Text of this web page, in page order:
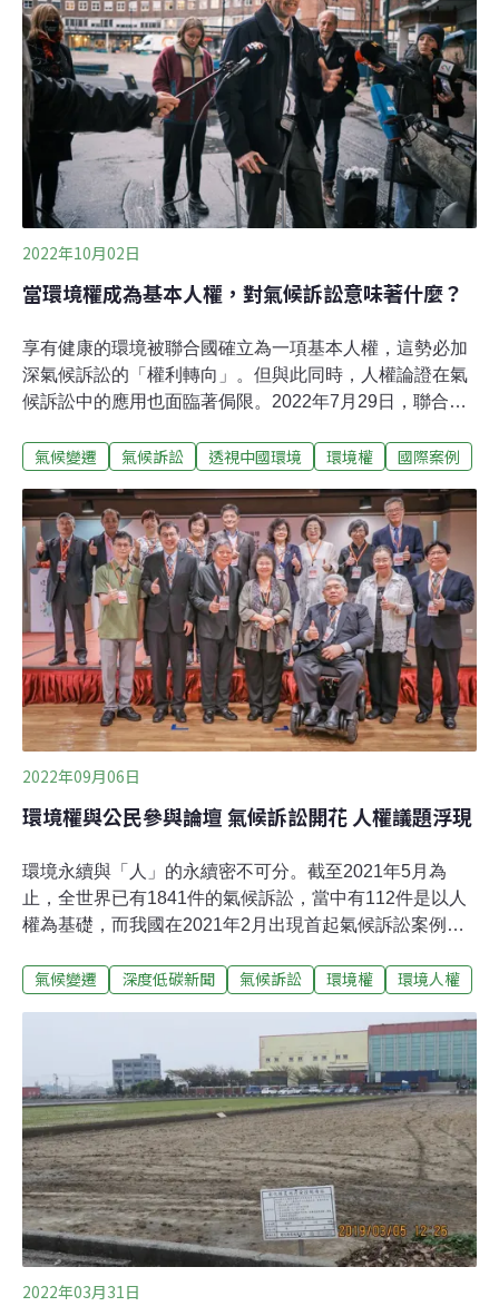
是全球第一次針對水泥產業的氣候變遷訴訟。
2022年10月02日
當環境權成為基本人權，對氣候訴訟意味著什麼？
享有健康的環境被聯合國確立為一項基本人權，這勢必加
深氣候訴訟的「權利轉向」。但與此同時，人權論證在氣
候訴訟中的應用也面臨著侷限。2022年7月29日，聯合國
議，宣布享有潔凈、健康和永續環境是一項基本人權。聯
於各國加速履行有關環境和人權的義務及承諾」。這項決
議緣起於半個世紀前。1972年，人類歷史上首次聚焦環境
問題的國際會議——在斯德哥爾摩舉行的聯合國人類環境
會議達成了一份宣言，宣布享有能讓人過上有尊嚴和幸福
生活的優質環境，是一項基本人權。
氣候變遷 氣候訴訟 透視中國環境 環境權 國際案例
2022年09月06日
環境權與公民參與論壇 氣候訴訟開花 人權議題浮現
環境永續與「人」的永續密不可分。截至2021年5月為
止，全世界已有1841件的氣候訴訟，當中有112件是以人
權為基礎，而我國在2021年2月出現首起氣候訴訟案例，
家人權委員會上月25日舉辦「環境權與公民參與論壇」，
民參與的趨勢。全國律師聯合會副理事長詹順貴指出，我
國過度追崇行政效率，反而削弱民意影響力。他呼籲，環
評應該移交國發會負責，置於決策前端，搭配國家整體短
中長期發展、淨零碳排政策及重大建設計畫客觀評估；同
時，氣候法也應參照其他污染防治法規納入「公民訴訟」
條款，強化公民監督力道。環境決策如何更民主？ 美國南
加州「環境正義計畫」可成高雄借鏡近年來，「人民如何
有效參與環境決策」成為學界和實務界在環境權保障上的
關注焦點。1998年聯合國歐洲經濟委員會通過《奧爾胡斯
公約》，目的在保護與環境事務相
氣候變遷 深度低碳新聞 氣候訴訟 環境權 環境人權
2022年03月31日